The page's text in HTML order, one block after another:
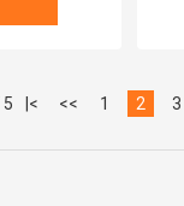
5 |< << 1 2 3